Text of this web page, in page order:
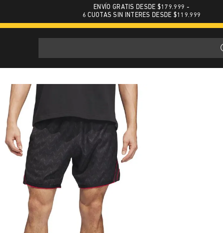
ENVÍO GRATIS DESDE $179.999 -
6 CUOTAS SIN INTERES DESDE $119.999